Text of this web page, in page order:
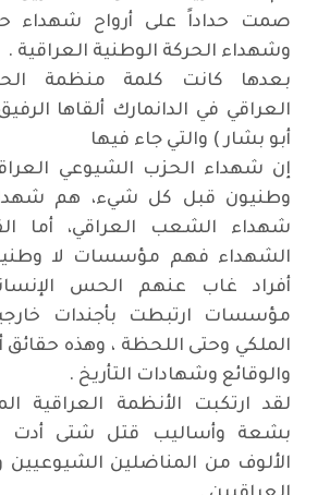
صمت حداداً على أرواح شهداء
وشهداء الحركة الوطنية العراقية .
بعدها كانت كلمة منظمة
العراقي في الدانمارك ألقاها
أبو بشار ) والتي جاء فيها
إن شهداء الحزب الشيوعي
وطنيون قبل كل شيء، هم
شهداء الشعب العراقي، أما
الشهداء فهم مؤسسات لا
أفراد غاب عنهم الحس
مؤسسات ارتبطت بأجندات
الملكي وحتى اللحظة ، وهذه حقائق
والوقائع وشهادات التأريخ .
لقد ارتكبت الأنظمة العراقية
بشعة وأساليب قتل شتى أدت
الألوف من المناضلين الشيوعيين